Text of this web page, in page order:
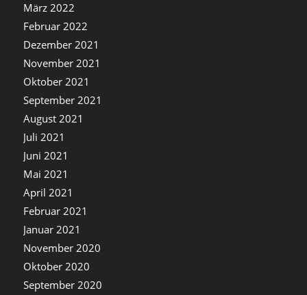
März 2022
Februar 2022
Dezember 2021
November 2021
Oktober 2021
September 2021
August 2021
Juli 2021
Juni 2021
Mai 2021
April 2021
Februar 2021
Januar 2021
November 2020
Oktober 2020
September 2020